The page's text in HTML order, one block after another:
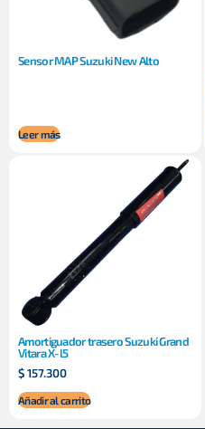
Sensor MAP Suzuki New Alto
Leer más
Amortiguador trasero Suzuki Grand
Vitara X-l5
$157.300
Añadir al carrito